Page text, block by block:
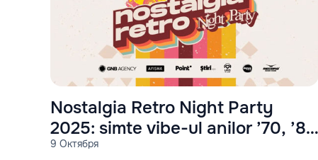
9 Октября
Nostalgia Retro Night Party
2025: simte vibe-ul anilor ’70, ’80
și ’90!